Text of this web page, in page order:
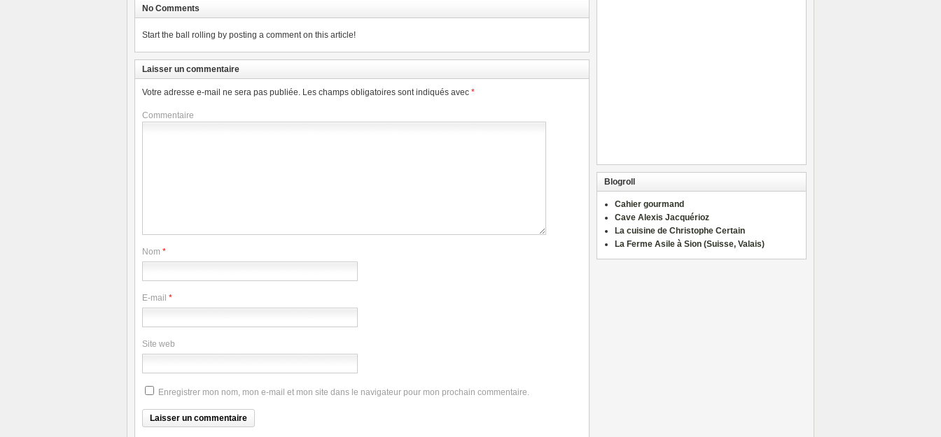
No Comments
Start the ball rolling by posting a comment on this article!
Laisser un commentaire
Votre adresse e-mail ne sera pas publiée. Les champs obligatoires sont indiqués avec *
Commentaire
Nom *
E-mail *
Site web
Enregistrer mon nom, mon e-mail et mon site dans le navigateur pour mon prochain commentaire.
Blogroll
Cahier gourmand
Cave Alexis Jacquérioz
La cuisine de Christophe Certain
La Ferme Asile à Sion (Suisse, Valais)